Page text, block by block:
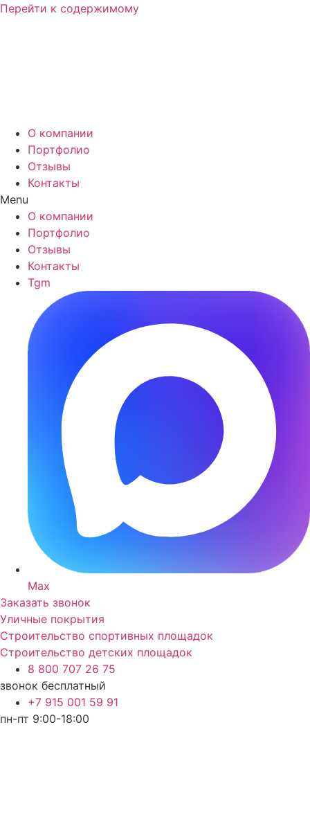
Перейти к содержимому
О компании
Портфолио
Отзывы
Контакты
Menu
О компании
Портфолио
Отзывы
Контакты
Tgm
Max
Заказать звонок
Уличные покрытия
Строительство спортивных площадок
Строительство детских площадок
8 800 707 26 75
звонок бесплатный
+7 915 001 59 91
пн-пт 9:00-18:00